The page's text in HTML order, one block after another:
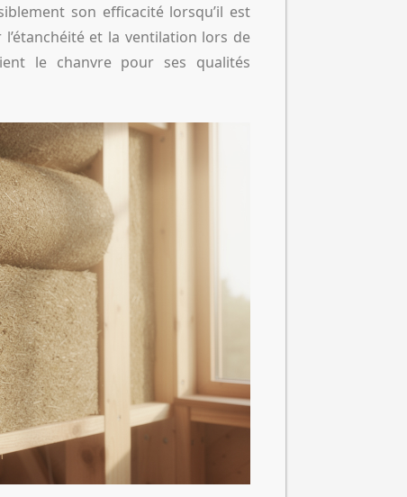
son efficacité lorsqu’il est
et la ventilation lors de
le chanvre pour ses qualités